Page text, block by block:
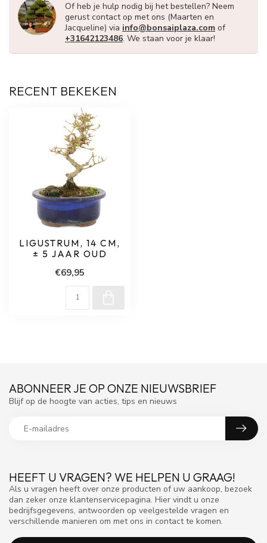
Of heb je hulp nodig bij het bestellen? Neem
gerust contact op met ons (Maarten en
Jacqueline) via info@bonsaiplaza.com of
+31642123486. We staan voor je klaar!
RECENT BEKEKEN
LIGUSTRUM, 14 CM,
± 5 JAAR OUD
€69,95
HEEFT U VRAGEN? WE HELPEN U GRAAG!
Als u vragen heeft over onze producten of uw aankoop, bezoek
dan zeker onze klantenservicepagina. Hier vindt u onze
bedrijfsgegevens, antwoorden op veelgestelde vragen en
verschillende manieren om met ons in contact te komen.
ABONNEER JE OP ONZE NIEUWSBRIEF
Blijf op de hoogte van acties, tips en nieuws